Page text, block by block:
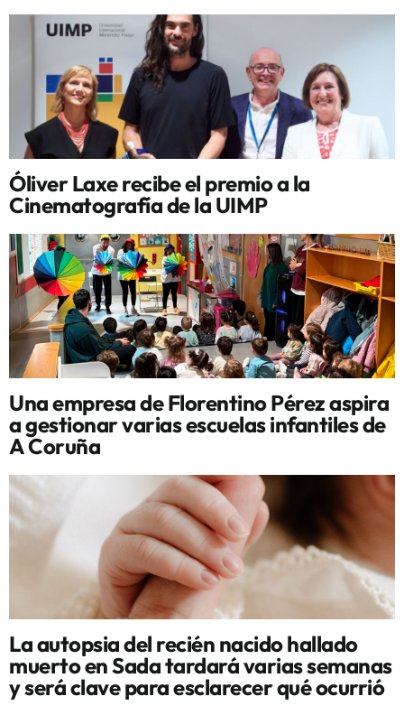
Óliver Laxe recibe el premio a la
Cinematografía de la UIMP
Una empresa de Florentino Pérez aspira
a gestionar varias escuelas infantiles de
A Coruña
La autopsia del recién nacido hallado
muerto en Sada tardará varias semanas
y será clave para esclarecer qué ocurrió